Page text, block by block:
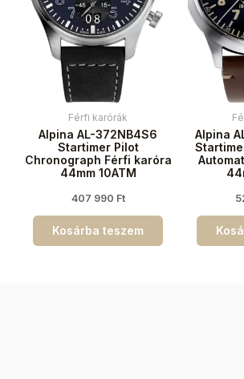
Férfi karórák
Alpina AL-372NB4S6
Startimer Pilot
Chronograph Férfi karóra
44mm 10ATM
407 990 Ft
Kosárba teszem
Alpina